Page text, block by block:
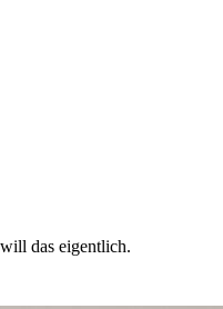
das eigentlich.